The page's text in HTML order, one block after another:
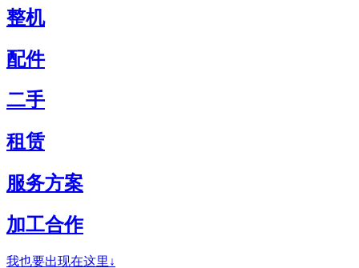
整机
配件
二手
租赁
服务方案
加工合作
我也要出现在这里↓